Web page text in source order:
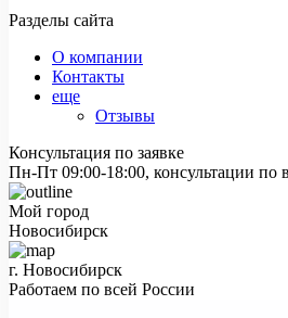
Разделы сайта
О компании
Контакты
еще
Отзывы
Консультация по заявке
Пн-Пт 09:00-18:00, консультации по
Мой город
Новосибирск
г. Новосибирск
Работаем по всей России